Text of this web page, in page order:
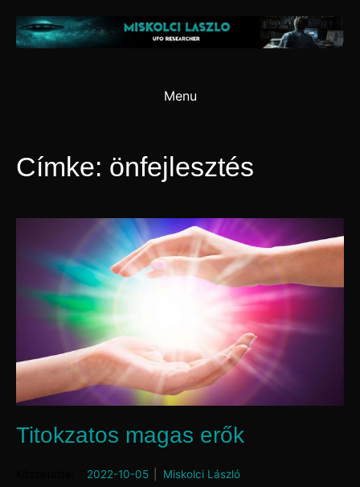
content
Menu
Címke: önfejlesztés
Titokzatos magas erők
2022-10-05by Miskolci László